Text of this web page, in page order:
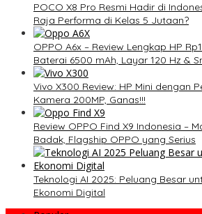
POCO X8 Pro Resmi Hadir di
Raja Performa di Kelas 5 Jutaan?
OPPO A6x – Review Lengkap HP
Baterai 6500 mAh, Layar 120 Hz &
Vivo X300 Review: HP Mini dengan
Kamera 200MP, Ganas!!!
Review OPPO Find X9 Indonesia –
Badak, Flagship OPPO yang Serius
Teknologi AI 2025: Peluang Besar
Ekonomi Digital